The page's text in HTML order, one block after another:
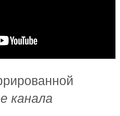
канала